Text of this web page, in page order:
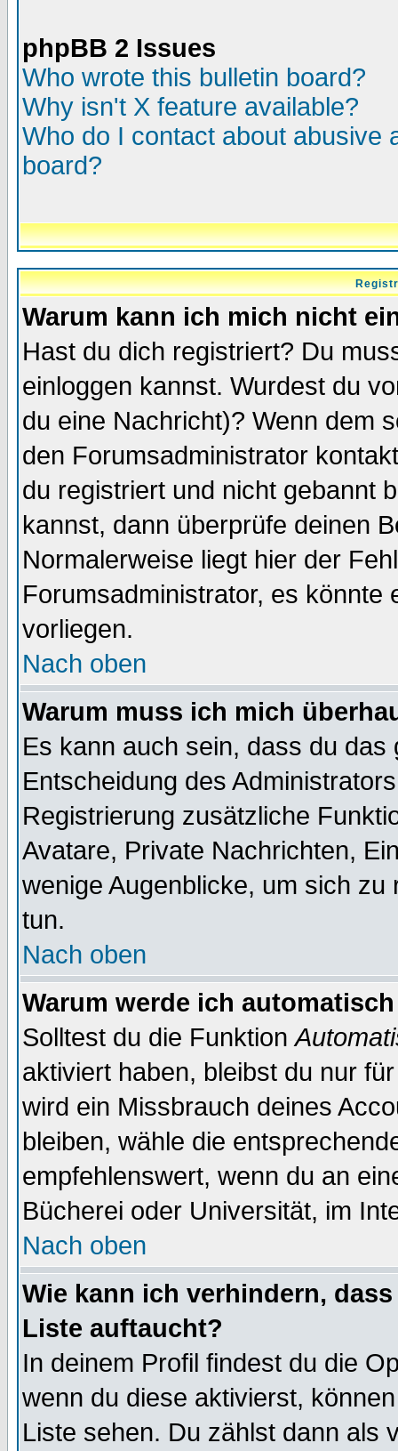
phpBB 2 Issues
Who wrote this bulletin board?
Why isn't X feature available?
Who do I contact about abusive
board?
Warum kann ich mich nicht
Hast du dich registriert? Du
einloggen kannst. Wurdest du
du eine Nachricht)? Wenn dem
den Forumsadministrator
du registriert und nicht gebannt
kannst, dann überprüfe deinen
Normalerweise liegt hier der
Forumsadministrator, es könnte
vorliegen.
Nach oben
Warum muss ich mich
Es kann auch sein, dass du
Entscheidung des
Registrierung zusätzliche
Avatare, Private Nachrichten,
wenige Augenblicke, um sich
tun.
Nach oben
Warum werde ich
Solltest du die Funktion
aktiviert haben, bleibst du nur
wird ein Missbrauch deines
bleiben, wähle die
empfehlenswert, wenn du an
Bücherei oder Universität, im
Nach oben
Wie kann ich verhindern,
Liste auftaucht?
In deinem Profil findest du die
wenn du diese aktivierst,
Liste sehen. Du zählst dann als